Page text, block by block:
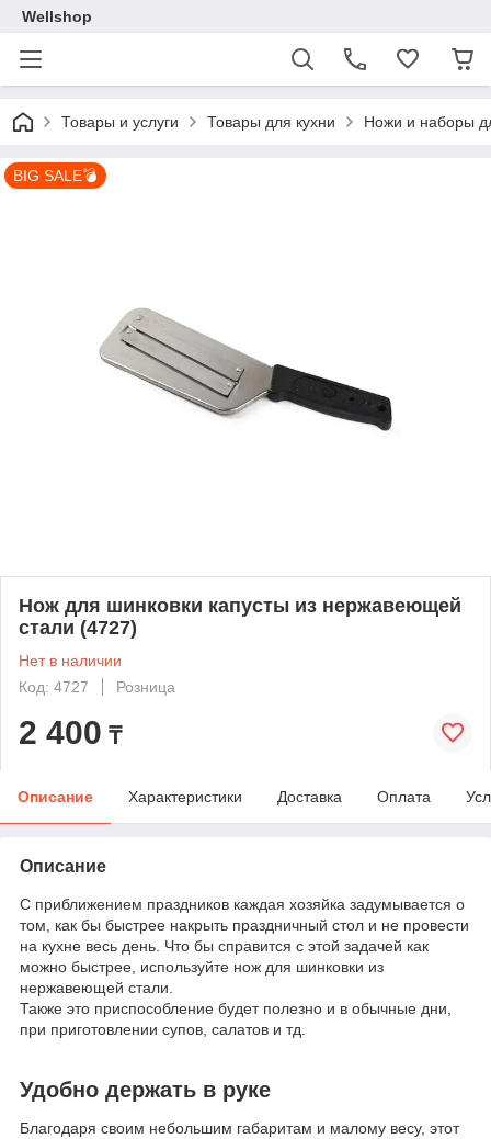
Wellshop
Товары и услуги Товары для кухни Ножи и наборы
BIG SALE💣
Нож для шинковки капусты из нержавеющей
стали (4727)
Нет в наличии
Код: 4727
Розница
2 400 ₸
Описание Характеристики Доставка Оплата
Описание
С приближением праздников каждая хозяйка задумывается о
том, как бы быстрее накрыть праздничный стол и не провести
на кухне весь день. Что бы справится с этой задачей как
можно быстрее, используйте нож для шинковки из
нержавеющей стали.
Также это приспособление будет полезно и в обычные дни,
при приготовлении супов, салатов и тд.
Удобно держать в руке
Благодаря своим небольшим габаритам и малому весу, этот